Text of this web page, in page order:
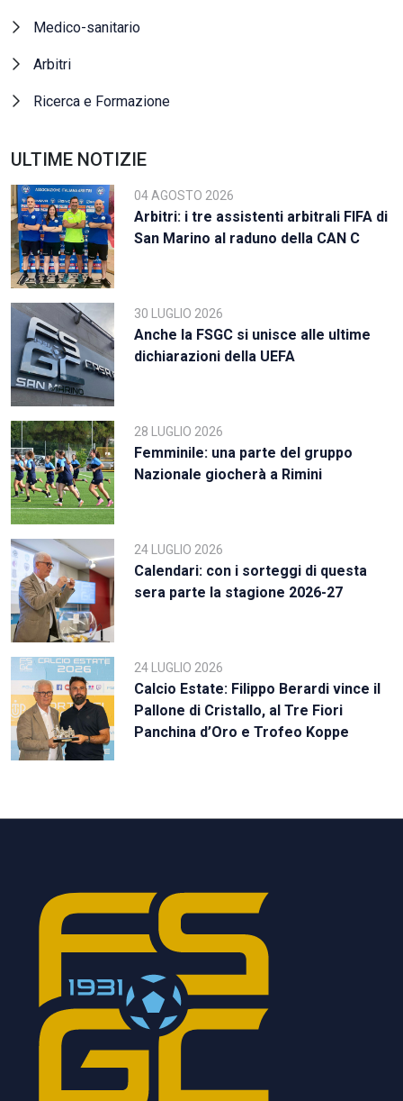
Medico-sanitario
Arbitri
Ricerca e Formazione
ULTIME NOTIZIE
04 AGOSTO 2026
Arbitri: i tre assistenti arbitrali FIFA di
San Marino al raduno della CAN C
30 LUGLIO 2026
Anche la FSGC si unisce alle ultime
dichiarazioni della UEFA
28 LUGLIO 2026
Femminile: una parte del gruppo
Nazionale giocherà a Rimini
24 LUGLIO 2026
Calendari: con i sorteggi di questa
sera parte la stagione 2026-27
24 LUGLIO 2026
Calcio Estate: Filippo Berardi vince il
Pallone di Cristallo, al Tre Fiori
Panchina d’Oro e Trofeo Koppe